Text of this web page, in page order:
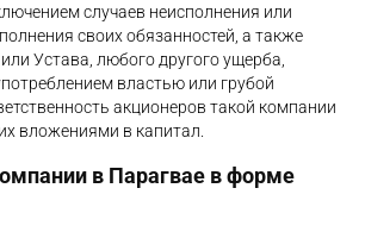
случаев неисполнения или
своих обязанностей, а также
Устава, любого другого ущерба,
властью или грубой
акционеров такой компании
вложениями в капитал.
в Парагвае в форме